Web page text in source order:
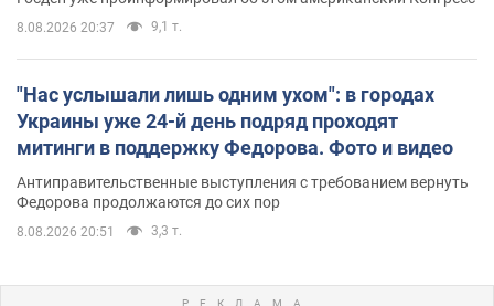
8.08.2026 20:37 9,1 т.
"Нас услышали лишь одним ухом": в городах
Украины уже 24-й день подряд проходят
митинги в поддержку Федорова. Фото и видео
Антиправительственные выступления с требованием вернуть
Федорова продолжаются до сих пор
8.08.2026 20:51 3,3 т.